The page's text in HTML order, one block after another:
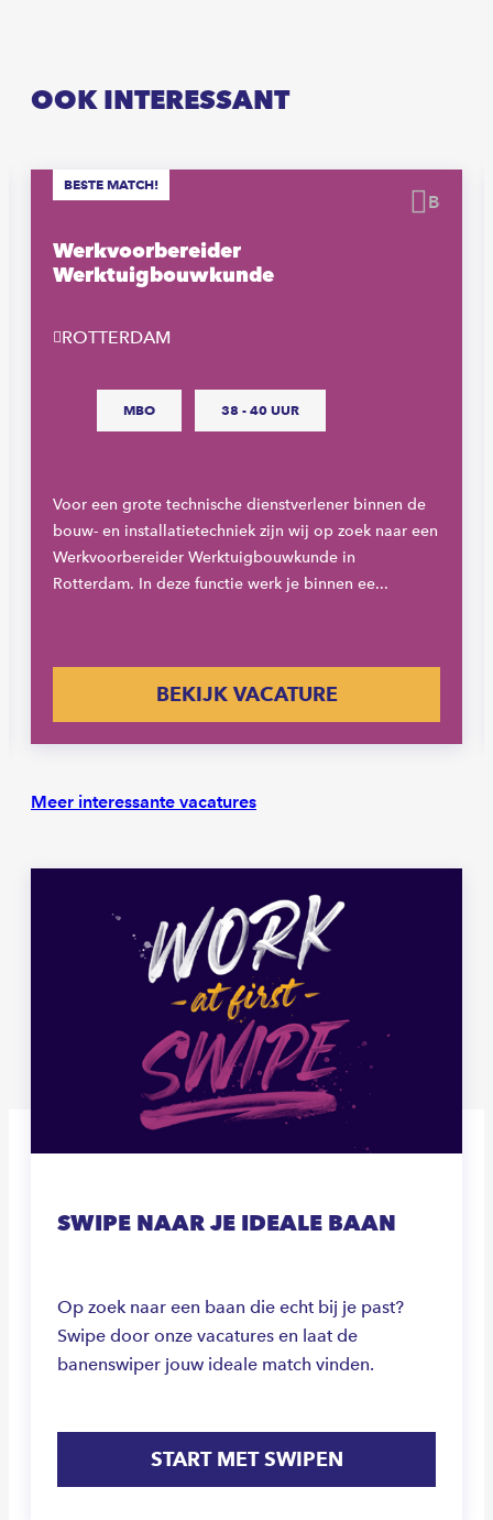
OOK INTERESSANT
Werkvoorbereider
Werktuigbouwkunde
ROTTERDAM
MBO 38 - 40 UUR
Voor een grote technische dienstverlener binnen de
bouw- en installatietechniek zijn wij op zoek naar een
Werkvoorbereider Werktuigbouwkunde in
Rotterdam. In deze functie werk je binnen ee...
BEKIJK VACATURE
BESTE MATCH!
Meer interessante vacatures
SWIPE NAAR JE IDEALE BAAN
Op zoek naar een baan die echt bij je past?
Swipe door onze vacatures en laat de
banenswiper jouw ideale match vinden.
START MET SWIPEN